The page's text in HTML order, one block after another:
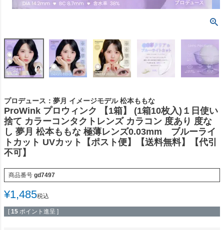
プロデュース：夢月 イメージモデル 松本ももな
ProWink プロウィンク 【1箱】 (1箱10枚入)１日使い
捨て カラーコンタクトレンズ カラコン 度あり 度な
し 夢月 松本ももな 極薄レンズ0.03mm ブルーライ
トカット UVカット【ポスト便】【送料無料】【代引
不可】
商品番号 gd7497
¥1,485税込
[ 15 ポイント進呈 ]